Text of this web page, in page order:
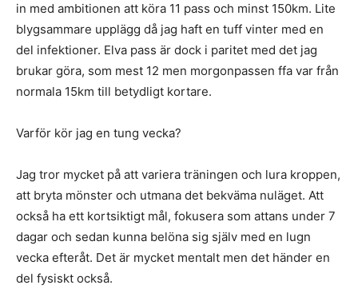
in med ambitionen att köra 11 pass och minst 150km. Lite
blygsammare upplägg då jag haft en tuff vinter med en
del infektioner. Elva pass är dock i paritet med det jag
brukar göra, som mest 12 men morgonpassen ffa var från
normala 15km till betydligt kortare.
Varför kör jag en tung vecka?
Jag tror mycket på att variera träningen och lura kroppen,
att bryta mönster och utmana det bekväma nuläget. Att
också ha ett kortsiktigt mål, fokusera som attans under 7
dagar och sedan kunna belöna sig själv med en lugn
vecka efteråt. Det är mycket mentalt men det händer en
del fysiskt också.